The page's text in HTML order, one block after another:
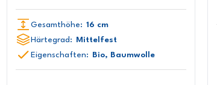
Gesamthöhe: 16 cm
Härtegrad: Mittelfest
Eigenschaften: Bio, Baumwolle